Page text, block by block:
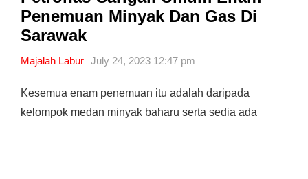
Penemuan Minyak Dan Gas Di
Sarawak
Majalah Labur July 24, 2023 12:47 pm
Kesemua enam penemuan itu adalah daripada
kelompok medan minyak baharu serta sedia ada